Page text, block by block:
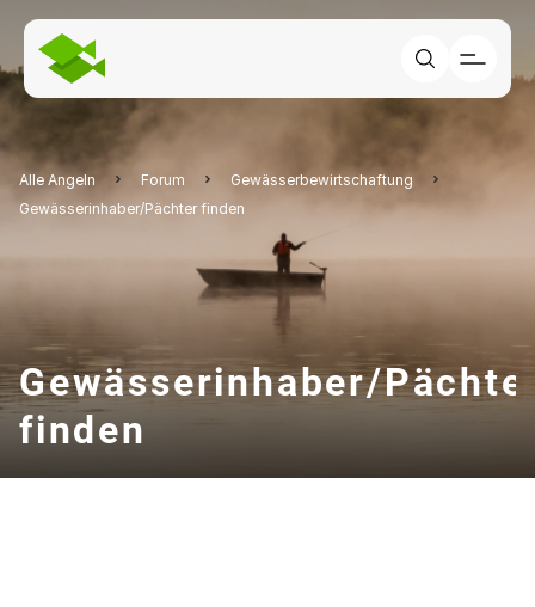
Alle Angeln Forum
Gewässerbewirtschaftung
Gewässerinhaber/Pächter finden
Gewässerinhaber/
finden